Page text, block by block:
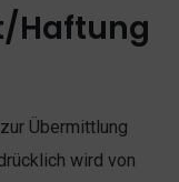
Haftung
Übermittlung
wird von